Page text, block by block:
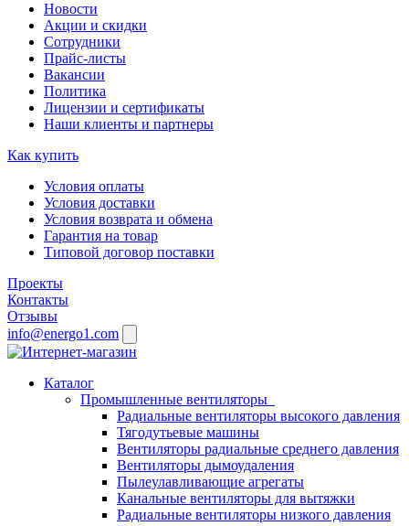
Новости
Акции и скидки
Сотрудники
Прайс-листы
Вакансии
Политика
Лицензии и сертификаты
Наши клиенты и партнеры
Как купить
Условия оплаты
Условия доставки
Условия возврата и обмена
Гарантия на товар
Типовой договор поставки
Проекты
Контакты
Отзывы
info@energo1.com
Каталог
Промышленные вентиляторы
Радиальные вентиляторы высокого давления
Тягодутьевые машины
Вентиляторы радиальные среднего давления
Вентиляторы дымоудаления
Пылеулавливающие агрегаты
Канальные вентиляторы для вытяжки
Радиальные вентиляторы низкого давления